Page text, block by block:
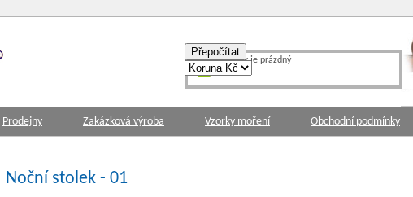
košík je prázdný
Prodejny Zakázková výroba Vzorky moření Obchodní podmínky
Noční stolek - 01